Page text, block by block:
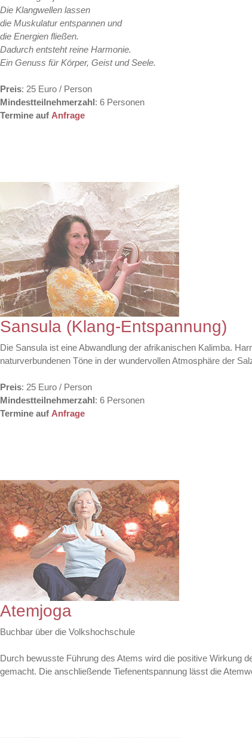
Die Klangwellen lassen
die Muskulatur entspannen und
die Energien fließen.
Dadurch entsteht reine Harmonie.
Ein Genuss für Körper, Geist und Seele.
Preis: 25 Euro / Person
Mindestteilnehmerzahl: 6 Personen
Termine auf Anfrage
Sansula (Klang-Entspannung)
Die Sansula ist eine Abwandlung der afrikanischen Kalimba.
naturverbundenen Töne in der wundervollen Atmosphäre der
Preis: 25 Euro / Person
Mindestteilnehmerzahl: 6 Personen
Termine auf Anfrage
Atemjoga
Buchbar über die Volkshochschule
Durch bewusste Führung des Atems wird die positive Wirkung
gemacht. Die anschließende Tiefenentspannung lässt die